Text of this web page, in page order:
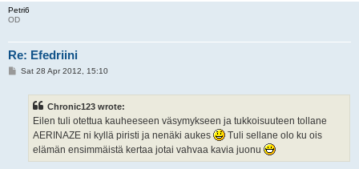
Petri6
OD
Re: Efedriini
PSat 28 Apr 2012, 15:10
Chronic123 wrote:
Eilen tuli otettua kauheeseen väsymykseen ja tukkoisuuteen tollane
AERINAZE ni kyllä piristi ja nenäki aukes
Tuli sellane olo ku ois
elämän ensimmäistä kertaa jotai vahvaa kavia juonu